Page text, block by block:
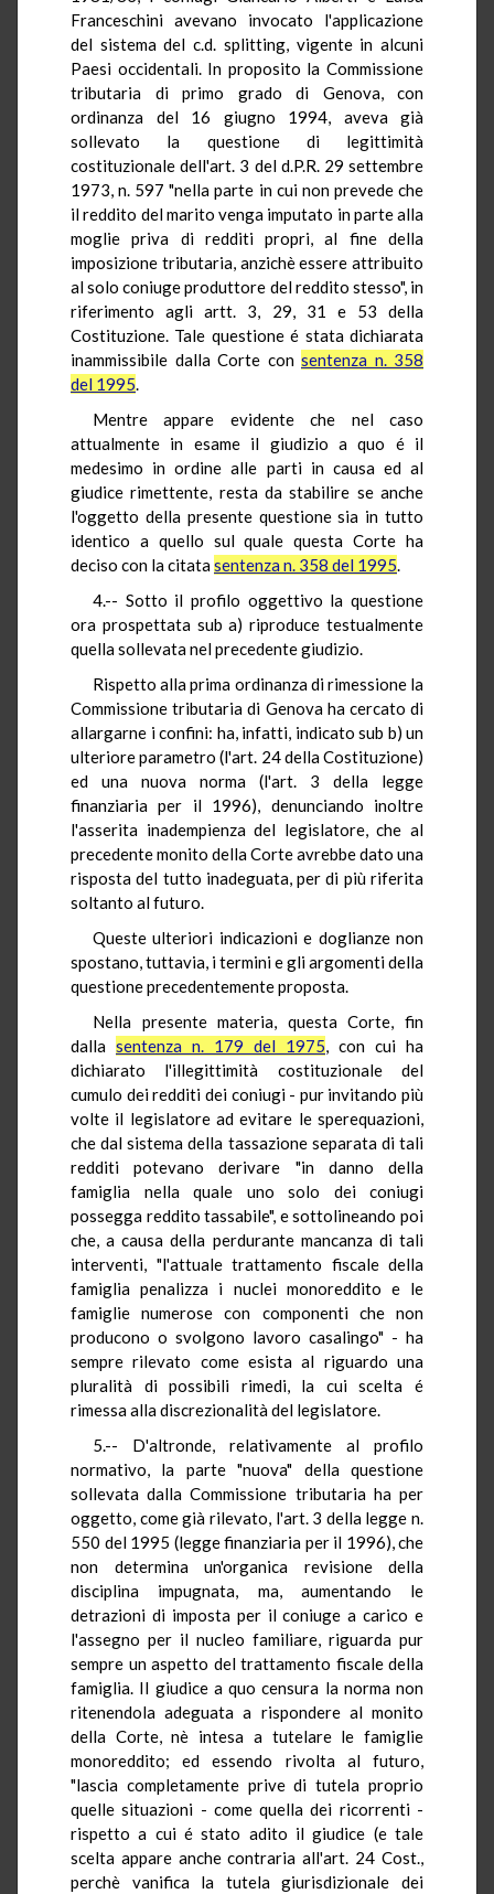
Franceschini avevano invocato l'applicazione
del sistema del c.d. splitting, vigente in alcuni
Paesi occidentali. In proposito la Commissione
tributaria di primo grado di Genova, con
ordinanza del 16 giugno 1994, aveva già
sollevato la questione di legittimità
costituzionale dell'art. 3 del d.P.R. 29 settembre
1973, n. 597 "nella parte in cui non prevede che
il reddito del marito venga imputato in parte alla
moglie priva di redditi propri, al fine della
imposizione tributaria, anzichè essere attribuito
al solo coniuge produttore del reddito stesso", in
riferimento agli artt. 3, 29, 31 e 53 della
Costituzione. Tale questione é stata dichiarata
inammissibile dalla Corte con sentenza n. 358
del 1995.
Mentre appare evidente che nel caso
attualmente in esame il giudizio a quo é il
medesimo in ordine alle parti in causa ed al
giudice rimettente, resta da stabilire se anche
l'oggetto della presente questione sia in tutto
identico a quello sul quale questa Corte ha
deciso con la citatasentenza n. 358 del 1995.
4.-- Sotto il profilo oggettivo la questione
ora prospettata sub a) riproduce testualmente
quella sollevata nel precedente giudizio.
Rispetto alla prima ordinanza di rimessione la
Commissione tributaria di Genova ha cercato di
allargarne i confini: ha, infatti, indicato sub b) un
ulteriore parametro (l'art. 24 della Costituzione)
ed una nuova norma (l'art. 3 della legge
finanziaria per il 1996), denunciando inoltre
l'asserita inadempienza del legislatore, che al
precedente monito della Corte avrebbe dato una
risposta del tutto inadeguata, per di più riferita
soltanto al futuro.
Queste ulteriori indicazioni e doglianze non
spostano, tuttavia, i termini e gli argomenti della
questione precedentemente proposta.
Nella presente materia, questa Corte, fin
dalla sentenza n. 179 del 1975, con cui ha
dichiarato l'illegittimità costituzionale del
cumulo dei redditi dei coniugi - pur invitando più
volte il legislatore ad evitare le sperequazioni,
che dal sistema della tassazione separata di tali
redditi potevano derivare "in danno della
famiglia nella quale uno solo dei coniugi
possegga reddito tassabile", e sottolineando poi
che, a causa della perdurante mancanza di tali
interventi, "l'attuale trattamento fiscale della
famiglia penalizza i nuclei monoreddito e le
famiglie numerose con componenti che non
producono o svolgono lavoro casalingo" - ha
sempre rilevato come esista al riguardo una
pluralità di possibili rimedi, la cui scelta é
rimessa alla discrezionalità del legislatore.
5.-- D'altronde, relativamente al profilo
normativo, la parte "nuova" della questione
sollevata dalla Commissione tributaria ha per
oggetto, come già rilevato, l'art. 3 della legge n.
550 del 1995 (legge finanziaria per il 1996), che
non determina un'organica revisione della
disciplina impugnata, ma, aumentando le
detrazioni di imposta per il coniuge a carico e
l'assegno per il nucleo familiare, riguarda pur
sempre un aspetto del trattamento fiscale della
famiglia. Il giudice a quo censura la norma non
ritenendola adeguata a rispondere al monito
della Corte, nè intesa a tutelare le famiglie
monoreddito; ed essendo rivolta al futuro,
"lascia completamente prive di tutela proprio
quelle situazioni - come quella dei ricorrenti -
rispetto a cui é stato adito il giudice (e tale
scelta appare anche contraria all'art. 24 Cost.,
perchè vanifica la tutela giurisdizionale dei